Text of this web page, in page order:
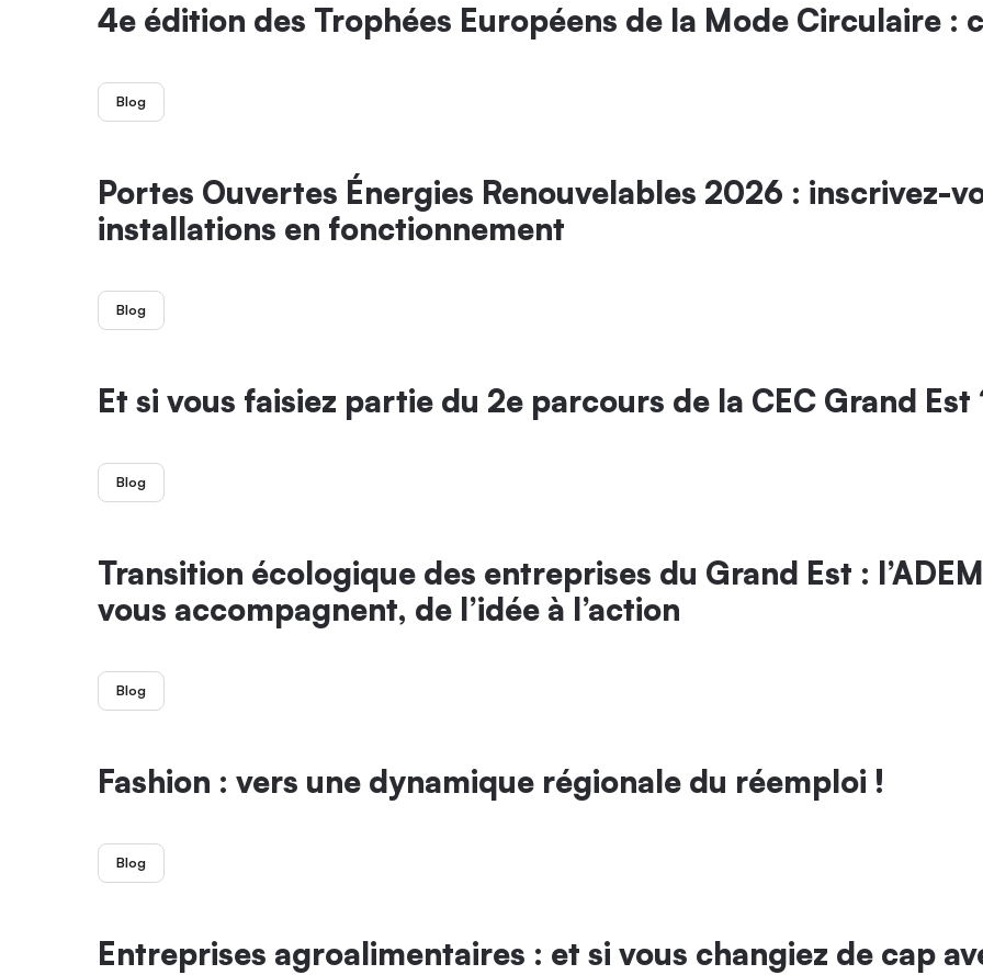
4e édition des Trophées Européens de la Mode Circulaire :
Blog
Portes Ouvertes Énergies Renouvelables 2026 : inscrivez-
installations en fonctionnement
Blog
Et si vous faisiez partie du 2e parcours de la CEC Grand Est
Blog
Transition écologique des entreprises du Grand Est :
vous accompagnent, de l’idée à l’action
Blog
Fashion : vers une dynamique régionale du réemploi !
Blog
Entreprises agroalimentaires : et si vous changiez de cap